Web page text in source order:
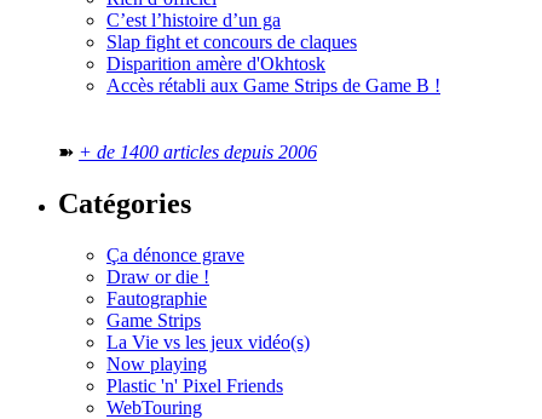
C’est l’histoire d’un ga
Slap fight et concours de claques
Disparition amère d'Okhtosk
Accès rétabli aux Game Strips de Game B !
➽ + de 1400 articles depuis 2006
Catégories
Ça dénonce grave
Draw or die !
Fautographie
Game Strips
La Vie vs les jeux vidéo(s)
Now playing
Plastic 'n' Pixel Friends
WebTouring